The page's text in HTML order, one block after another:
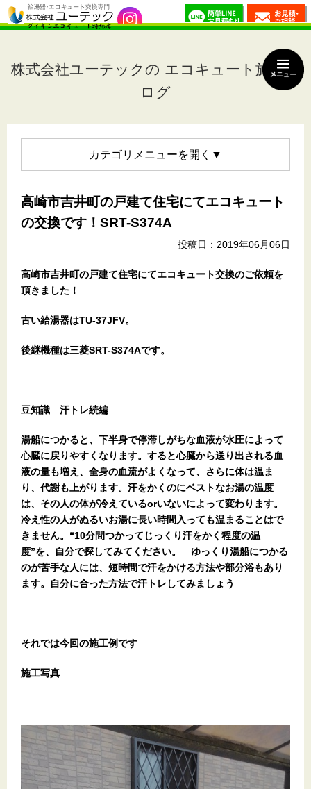
株式会社ユーテックの エコキュート施工ブ
ログ
カテゴリメニュー
高崎市吉井町の戸建て住宅にてエコキュート
の交換です！SRT-S374A
投稿日：2019年06月06日
高崎市吉井町の戸建て住宅にてエコキュート交換のご依頼を
頂きました！
古い給湯器はTU-37JFV。
後継機種は三菱SRT-S374Aです。
豆知識 汗トレ続編
湯船につかると、下半身で停滞しがちな血液が水圧によって
心臓に戻りやすくなります。すると心臓から送り出される血
液の量も増え、全身の血流がよくなって、さらに体は温ま
り、代謝も上がります。汗をかくのにベストなお湯の温度
は、その人の体が冷えているorいないによって変わります。
冷え性の人がぬるいお湯に長い時間入っても温まることはで
きません。“10分間つかってじっくり汗をかく程度の温
度”を、自分で探してみてください。 ゆっくり湯船につかる
のが苦手な人には、短時間で汗をかける方法や部分浴もあり
ます。自分に合った方法で汗トレしてみましょう
それでは今回の施工例です
施工写真